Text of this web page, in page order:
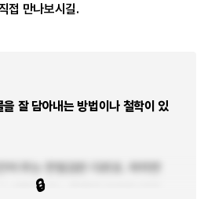
접 만나보시길.
잘 담아내는 방법이나 철학이 있
사람의 어느 특별한 부분을 담아
🔒